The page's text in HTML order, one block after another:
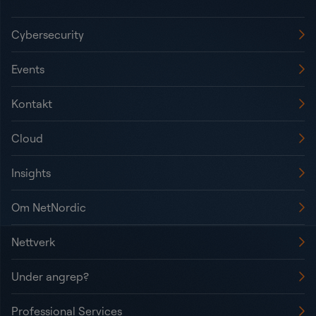
Cybersecurity
Events
Kontakt
Cloud
Insights
Om NetNordic
Nettverk
Under angrep?
Professional Services